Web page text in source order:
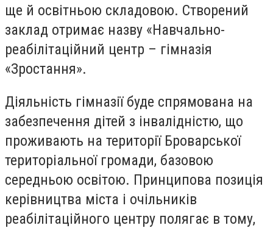
ще й освітньою складовою. Створений
заклад отримає назву «Навчально-
реабілітаційний центр – гімназія
«Зростання».
Діяльність гімназії буде спрямована на
забезпечення дітей з інвалідністю, що
проживають на території Броварської
територіальної громади, базовою
середньою освітою. Принципова позиція
керівництва міста і очільників
реабілітаційного центру полягає в тому,